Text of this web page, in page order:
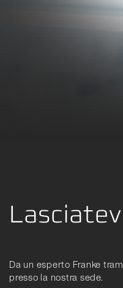
Da un esperto Franke
presso la nostra sede.